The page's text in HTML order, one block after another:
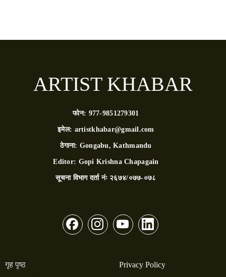
ARTIST KHABAR
फोन: 977-9851279301
इमेल: artistkhabar@gmail.com
ठेगाना: Gongabu, Kathmandu
Editor: Gopi Krishna Chapagain
सूचना विभाग दर्ता नंः २६७४/०७७-०७८
गृह पृष्ठ
Privacy Policy